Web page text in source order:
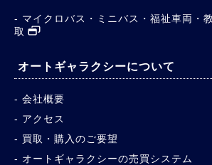
マイクロバス・ミニバス・福祉車両・
取
オートギャラクシーについて
会社概要
アクセス
買取・購入のご要望
オートギャラクシーの売買システム